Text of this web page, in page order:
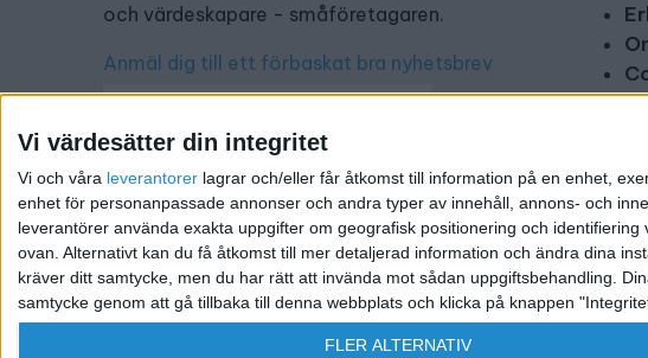
Vi värdesätter din integritet
Vi och våra leverantorer lagrar och/eller får åtkomst till information på en enhet,
enhet för personanpassade annonser och andra typer av innehåll, annons- och
leverantörer använda exakta uppgifter om geografisk positionering och
ovan. Alternativt kan du få åtkomst till mer detaljerad information och ändra dina
kräver ditt samtycke, men du har rätt att invända mot sådan uppgiftsbehandling.
samtycke genom att gå tillbaka till denna webbplats och klicka på knappen
FLER ALTERNATIV
och värdeskapare - småföretagaren.
Anmäl dig till ett förbaskat bra nyhetsbrev
Har du ett nyhetstips?
Kontakta oss: info@foretagande.se
@ 2026 Företagande.se. All rights reserved. | Ansvarig utgivare: